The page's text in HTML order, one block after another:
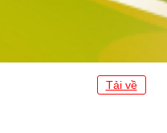
Tải về